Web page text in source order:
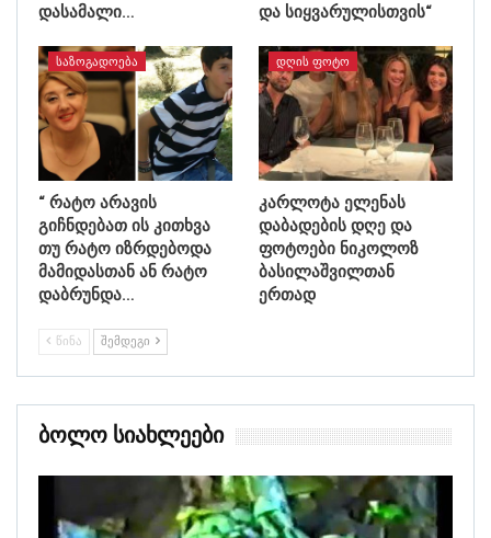
დასამალი…
და სიყვარულისთვის“
ᲡᲐᲖᲝᲒᲐᲓᲝᲔᲑᲐ
“ რატო არავის
გიჩნდებათ ის კითხვა
თუ რატო იზრდებოდა
მამიდასთან ან რატო
დაბრუნდა…
ᲓᲦᲘᲡ ᲤᲝᲢᲝ
კარლოტა ელენას
დაბადების დღე და
ფოტოები ნიკოლოზ
ბასილაშვილთან
ერთად
ᲬᲘᲜᲐ ᲨᲔᲛᲓᲔᲒᲘ
Ბოლო Სიახლეები